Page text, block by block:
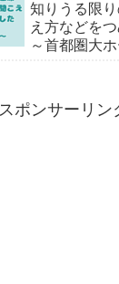
知りうる限
え方などを
～首都圏大
スポンサーリン